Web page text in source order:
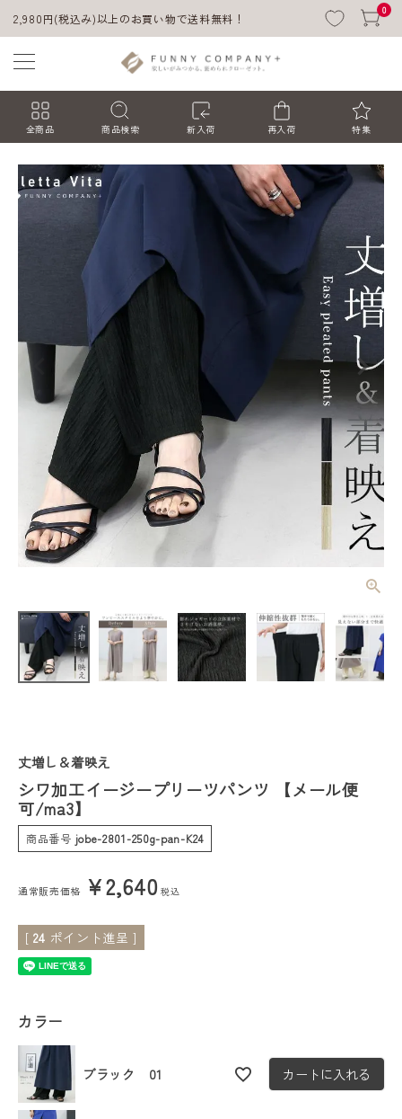
2,980円(税込み)以上のお買い物で送料無料！
0
全商品 商品検索 新入荷 再入荷 特集
ACCOUNT MENU
ようこそ ゲスト 様
ログイン 会員登録
シワ加工イー
ジープリーツ
3】
ファッション雑貨
会員ステージ特典プログラムについて
ご利用ガイド
丈増し＆着映え
シワ加工イージープリーツパンツ 【メール便
可/ma3】
商品番号 jobe-2801-250g-pan-K24
通常販売価格 ¥2,640 税込
[ 24 ポイント進呈 ]
カラー
ブラック 01 カートに入れる